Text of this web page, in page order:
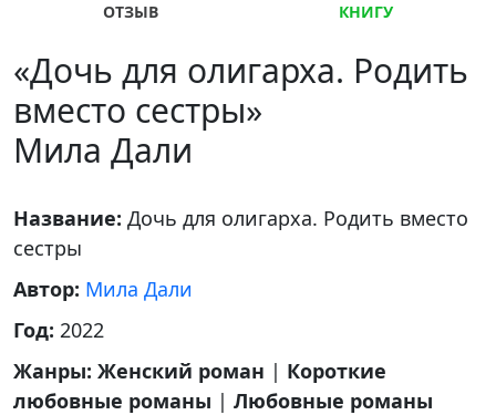
ОТЗЫВ
КНИГУ
«Дочь для олигарха. Родить
вместо сестры»
Мила Дали
Название: Дочь для олигарха. Родить вместо
сестры
Автор: Мила Дали
Год: 2022
Жанры: Женский роман | Короткие
любовные романы | Любовные романы